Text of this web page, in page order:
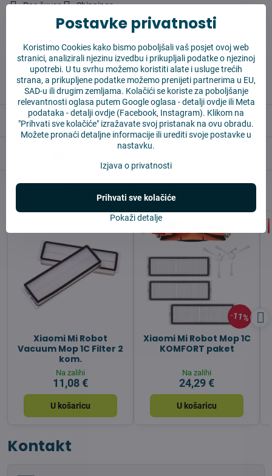
Pas čuvar Shippings
Vysajto.sk
✅ Spremno za slanje odmah
✅ BESPLATNA dostava iznad 55 EUR
✅ 14 dana za povrat robe
Opis
Alternativni proizvodi
Xiaomi Mi Robot
Vacuum Mop 1C Filter 2
kom.
Na zalihi
11,08 €
U košaricu
11%
Xiaomi Mi Robot Mop 1C
KOMFORT paket
Na zalihi
24,29 €
U košaricu
Kontakt
Postavke privatnosti
Koristimo Cookies kako bismo poboljšali vaš posjet ovoj web
stranici, analizirali njezinu izvedbu i prikupljali podatke o njezinoj
upotrebi. U tu svrhu možemo koristiti alate i usluge trećih
strana, a prikupljene podatke možemo prenijeti partnerima u EU,
SAD-u ili drugim zemljama. Kolačići se koriste za poboljšanje
relevantnosti oglasa putem Google oglasa -detalji ovdjeili Meta
podataka -detalji ovdje (Facebook, Instagram). Klikom na
"Prihvati sve kolačiće" izražavate svoj pristanak na ovu obradu.
Možete pronaći detaljne informacije ili urediti svoje postavke u
nastavku.
Izjava o privatnosti
Pokaži detalje
Prihvati sve kolačiće